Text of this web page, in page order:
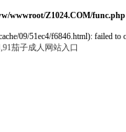
wwwroot/Z1024.COM/func.php
09/51ec4/f6846.html): failed
茄子成人网站入口